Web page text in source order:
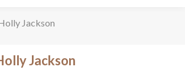
Jackson
Jackson